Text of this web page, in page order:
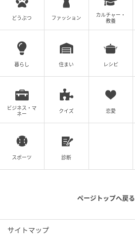
エキサイトニュース
エキサイトニュース
どうぶつ ファッション
カルチャー・
教養
暮らし 住まい レシピ
ビジネス・マ
ネー
クイズ 恋愛
スポーツ 診断
ページトップへ戻る
サイトマップ